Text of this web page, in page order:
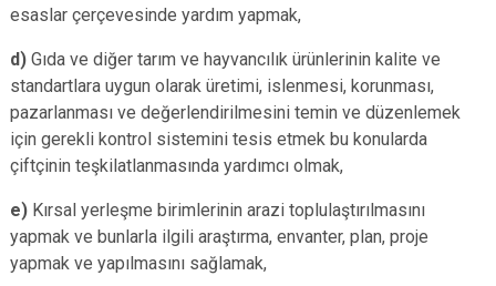
esaslar çerçevesinde yardım yapmak,
d) Gıda ve diğer tarım ve hayvancılık ürünlerinin kalite ve
standartlara uygun olarak üretimi, islenmesi, korunması,
pazarlanması ve değerlendirilmesini temin ve düzenlemek
için gerekli kontrol sistemini tesis etmek bu konularda
çiftçinin teşkilatlanmasında yardımcı olmak,
e) Kırsal yerleşme birimlerinin arazi toplulaştırılmasını
yapmak ve bunlarla ilgili araştırma, envanter, plan, proje
yapmak ve yapılmasını sağlamak,